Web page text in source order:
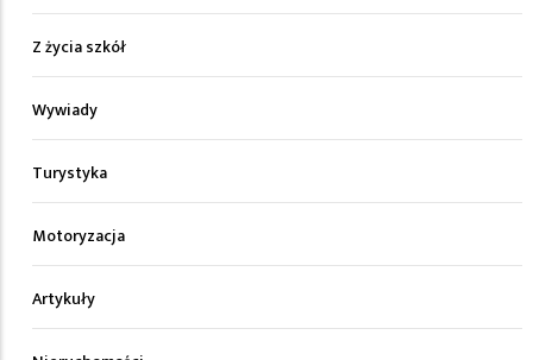
Z życia szkół
Wywiady
Turystyka
Motoryzacja
Artykuły